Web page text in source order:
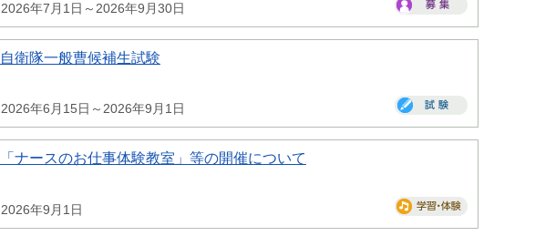
2026年7月1日～2026年9月30日
自衛隊一般曹候補生試験
2026年6月15日～2026年9月1日
「ナースのお仕事体験教室」等の開催について
2026年9月1日